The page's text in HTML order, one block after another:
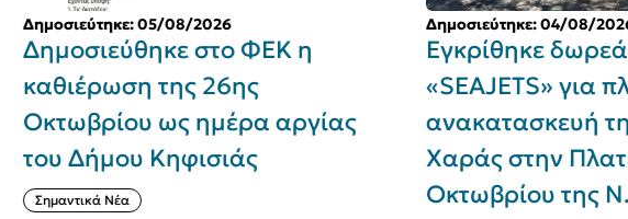
Δημοσιεύτηκε: 05/08/2026
Δημοσιεύθηκε στο ΦΕΚ η
καθιέρωση της 26ης
Οκτωβρίου ως ημέρα αργίας
του Δήμου Κηφισιάς
Σημαντικά Νέα
Δημοσιεύτηκε: 04/08/2026
Εγκρίθηκε δωρεά
«SEAJETS» για
ανακατασκευή της
Χαράς στην
Οκτωβρίου της Ν.